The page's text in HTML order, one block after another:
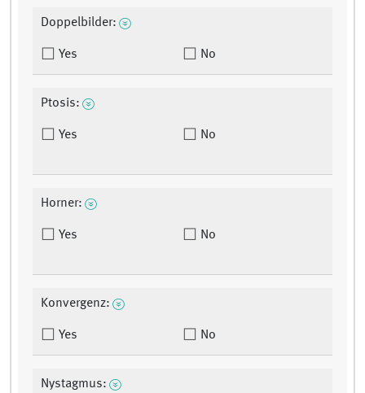
Doppelbilder:
Yes No
Ptosis:
Yes No
Horner:
Yes No
Konvergenz:
Yes No
Nystagmus: